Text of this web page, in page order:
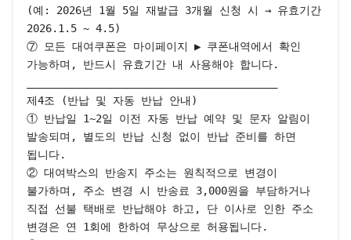
(예: 2026년 1월 5일 재발급 3개월 신청 시 → 유효기간
2026.1.5 ~ 4.5)
⑦ 모든 대여쿠폰은 마이페이지 ▶ 쿠폰내역에서 확인
가능하며, 반드시 유효기간 내 사용해야 합니다.
제4조 (반납 및 자동 반납 안내)
① 반납일 1~2일 이전 자동 반납 예약 및 문자 알림이
발송되며, 별도의 반납 신청 없이 반납 준비를 하면
됩니다.
② 대여박스의 반송지 주소는 원칙적으로 변경이
불가하며, 주소 변경 시 반송료 3,000원을 부담하거나
직접 선불 택배로 반납해야 하고, 단 이사로 인한 주소
변경은 연 1회에 한하여 무상으로 허용됩니다.